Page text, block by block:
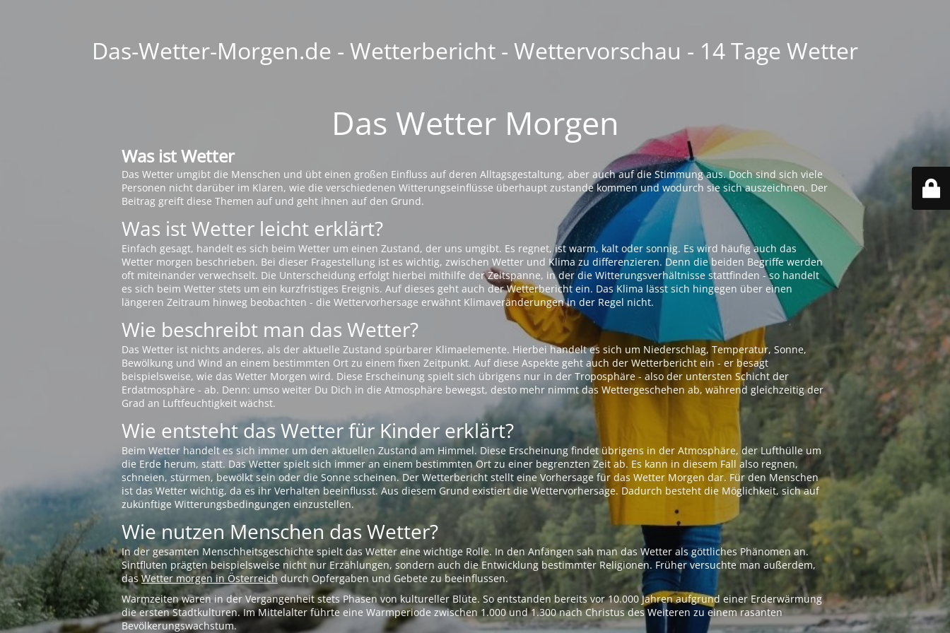
Das-Wetter-Morgen.de - Wetterbericht - Wettervorschau - 14 Tage Wetter
Das Wetter Morgen
Was ist Wetter
Das Wetter umgibt die Menschen und übt einen großen Einfluss auf deren Alltagsgestaltung, aber auch auf die Stimmung aus. Doch sind sich viele
Personen nicht darüber im Klaren, wie die verschiedenen Witterungseinflüsse überhaupt zustande kommen und wodurch sie sich auszeichnen. Der
Beitrag greift diese Themen auf und geht ihnen auf den Grund.
Was ist Wetter leicht erklärt?
Einfach gesagt, handelt es sich beim Wetter um einen Zustand, der uns umgibt. Es regnet, ist warm, kalt oder sonnig. Es wird häufig auch das
Wetter morgen beschrieben. Bei dieser Fragestellung ist es wichtig, zwischen Wetter und Klima zu differenzieren. Denn die beiden Begriffe werden
oft miteinander verwechselt. Die Unterscheidung erfolgt hierbei mithilfe der Zeitspanne, in der die Witterungsverhältnisse stattfinden - so handelt
es sich beim Wetter stets um ein kurzfristiges Ereignis. Auf dieses geht auch der Wetterbericht ein. Das Klima lässt sich hingegen über einen
längeren Zeitraum hinweg beobachten - die Wettervorhersage erwähnt Klimaveränderungen in der Regel nicht.
Wie beschreibt man das Wetter?
Das Wetter ist nichts anderes, als der aktuelle Zustand spürbarer Klimaelemente. Hierbei handelt es sich um Niederschlag, Temperatur, Sonne,
Bewölkung und Wind an einem bestimmten Ort zu einem fixen Zeitpunkt. Auf diese Aspekte geht auch der Wetterbericht ein - er besagt
beispielsweise, wie das Wetter Morgen wird. Diese Erscheinung spielt sich übrigens nur in der Troposphäre - also der untersten Schicht der
Erdatmosphäre - ab. Denn: umso weiter Du Dich in die Atmosphäre bewegst, desto mehr nimmt das Wettergeschehen ab, während gleichzeitig der
Grad an Luftfeuchtigkeit wächst.
Wie entsteht das Wetter für Kinder erklärt?
Beim Wetter handelt es sich immer um den aktuellen Zustand am Himmel. Diese Erscheinung findet übrigens in der Atmosphäre, der Lufthülle um
die Erde herum, statt. Das Wetter spielt sich immer an einem bestimmten Ort zu einer begrenzten Zeit ab. Es kann in diesem Fall also regnen,
schneien, stürmen, bewölkt sein oder die Sonne scheinen. Der Wetterbericht stellt eine Vorhersage für das Wetter Morgen dar. Für den Menschen
ist das Wetter wichtig, da es ihr Verhalten beeinflusst. Aus diesem Grund existiert die Wettervorhersage. Dadurch besteht die Möglichkeit, sich auf
zukünftige Witterungsbedingungen einzustellen.
Wie nutzen Menschen das Wetter?
In der gesamten Menschheitsgeschichte spielt das Wetter eine wichtige Rolle. In den Anfängen sah man das Wetter als göttliches Phänomen an.
Sintfluten prägten beispielsweise nicht nur Erzählungen, sondern auch die Entwicklung bestimmter Religionen. Früher versuchte man außerdem,
dasWetter morgen in Österreichdurch Opfergaben und Gebete zu beeinflussen.
Warmzeiten waren in der Vergangenheit stets Phasen von kultureller Blüte. So entstanden bereits vor 10.000 Jahren aufgrund einer Erderwärmung
die ersten Stadtkulturen. Im Mittelalter führte eine Warmperiode zwischen 1.000 und 1.300 nach Christus des Weiteren zu einem rasanten
Bevölkerungswachstum.